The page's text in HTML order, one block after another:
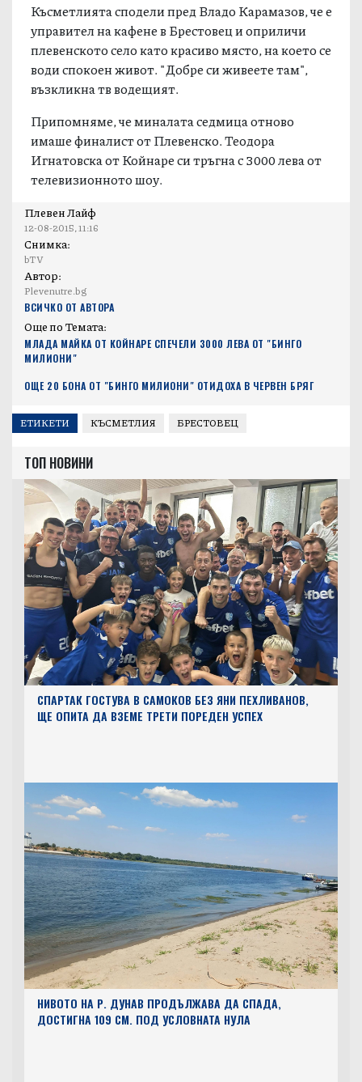
Плевен Лайф
12-08-2015, 11:16
Снимка:
bTV
Автор:
Plevenutre.bg
ВСИЧКО ОТ АВТОРА
Още по Темата:
МЛАДА МАЙКА ОТ КОЙНАРЕ СПЕЧЕЛИ 3000 ЛЕВА ОТ "БИНГО
МИЛИОНИ"
ОЩЕ 20 БОНА ОТ "БИНГО МИЛИОНИ" ОТИДОХА В ЧЕРВЕН БРЯГ
Късметлията сподели пред Владо Карамазов, че е
управител на кафене в Брестовец и оприличи
плевенското село като красиво място, на което се
води спокоен живот. "Добре си живеете там",
възкликна тв водещият.
Припомняме, че миналата седмица отново
имаше финалист от Плевенско. Теодора
Игнатовска от Койнаре си тръгна с 3000 лева от
телевизионното шоу.
ЕТИКЕТИ КЪСМЕТЛИЯ БРЕСТОВЕЦ
ТОП НОВИНИ
СПАРТАК ГОСТУВА В САМОКОВ БЕЗ ЯНИ ПЕХЛИВАНОВ,
ЩЕ ОПИТА ДА ВЗЕМЕ ТРЕТИ ПОРЕДЕН УСПЕХ
НИВОТО НА Р. ДУНАВ ПРОДЪЛЖАВА ДА СПАДА,
ДОСТИГНА 109 СМ. ПОД УСЛОВНАТА НУЛА